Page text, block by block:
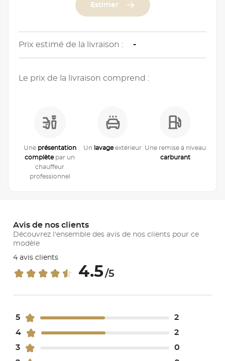
Estimer
Prix estimé de la livraison : -
Le prix de la livraison comprend :
Une présentation
complètepar un
chauffeur
professionnel
Un lavageextérieur Une remise à niveau
carburant
Avis de nos clients
Découvrez l'ensemble des avis de nos clients pour ce
modèle
4 avis clients
4.5/5
5
2
4
2
3
0